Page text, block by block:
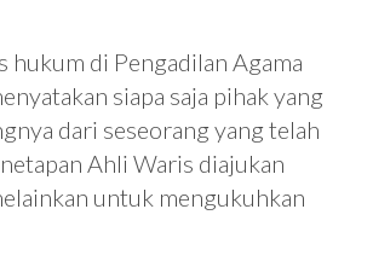
hukum di Pengadilan Agama
siapa saja pihak yang
dari seseorang yang telah
Ahli Waris diajukan
untuk mengukuhkan